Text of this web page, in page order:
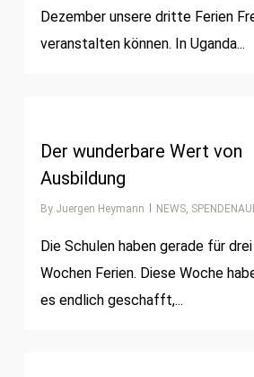
Dezember unsere dritte Ferien
veranstalten können. In Uganda...
Der wunderbare Wert von
Ausbildung
By Juergen Heymann NEWS,
Die Schulen haben gerade für drei
Wochen Ferien. Diese Woche
es endlich geschafft,...